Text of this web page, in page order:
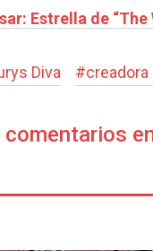
Estrella de
Diva #